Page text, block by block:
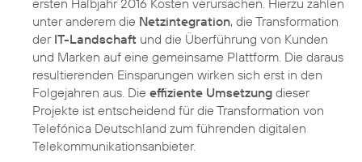
unter anderem die Netzintegration, die Transformation
der IT-Landschaft und die Überführung von Kunden
und Marken auf eine gemeinsame Plattform. Die daraus
resultierenden Einsparungen wirken sich erst in den
Folgejahren aus. Die effiziente Umsetzung dieser
Projekte ist entscheidend für die Transformation von
Telefónica Deutschland zum führenden digitalen
Telekommunikationsanbieter.